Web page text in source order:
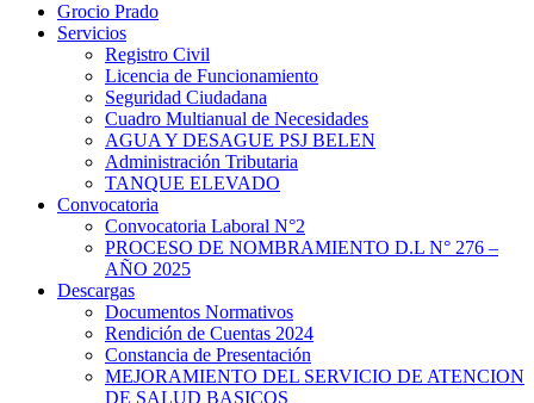
Grocio Prado
Servicios
Registro Civil
Licencia de Funcionamiento
Seguridad Ciudadana
Cuadro Multianual de Necesidades
AGUA Y DESAGUE PSJ BELEN
Administración Tributaria
TANQUE ELEVADO
Convocatoria
Convocatoria Laboral N°2
PROCESO DE NOMBRAMIENTO D.L N° 276 –
AÑO 2025
Descargas
Documentos Normativos
Rendición de Cuentas 2024
Constancia de Presentación
MEJORAMIENTO DEL SERVICIO DE ATENCION
DE SALUD BASICOS